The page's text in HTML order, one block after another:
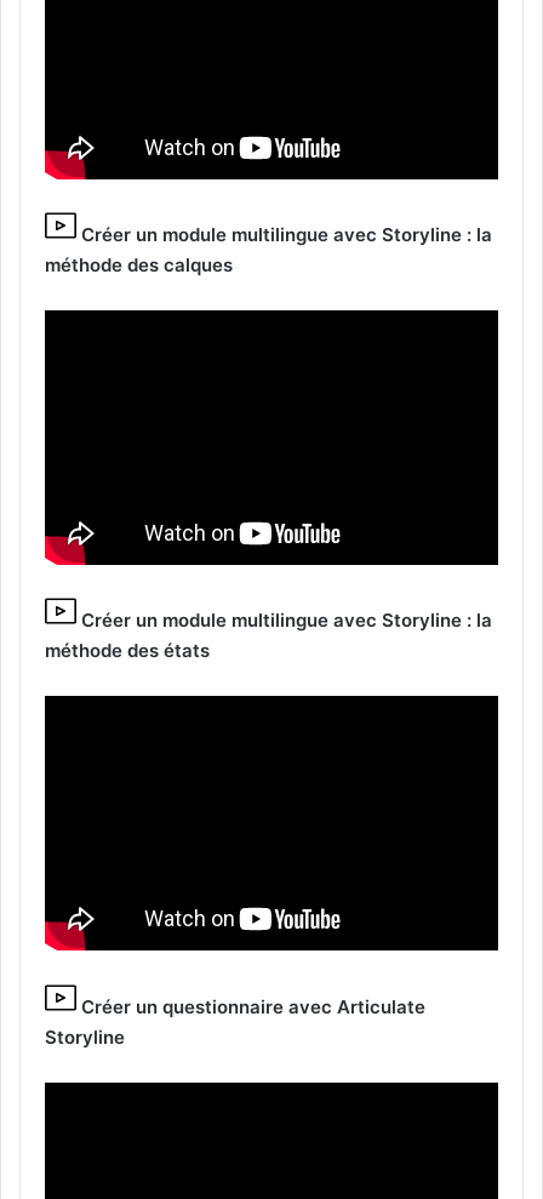
Créer un module multilingue avec Storyline : la
méthode des calques
Créer un module multilingue avec Storyline : la
méthode des états
Créer un questionnaire avec Articulate
Storyline